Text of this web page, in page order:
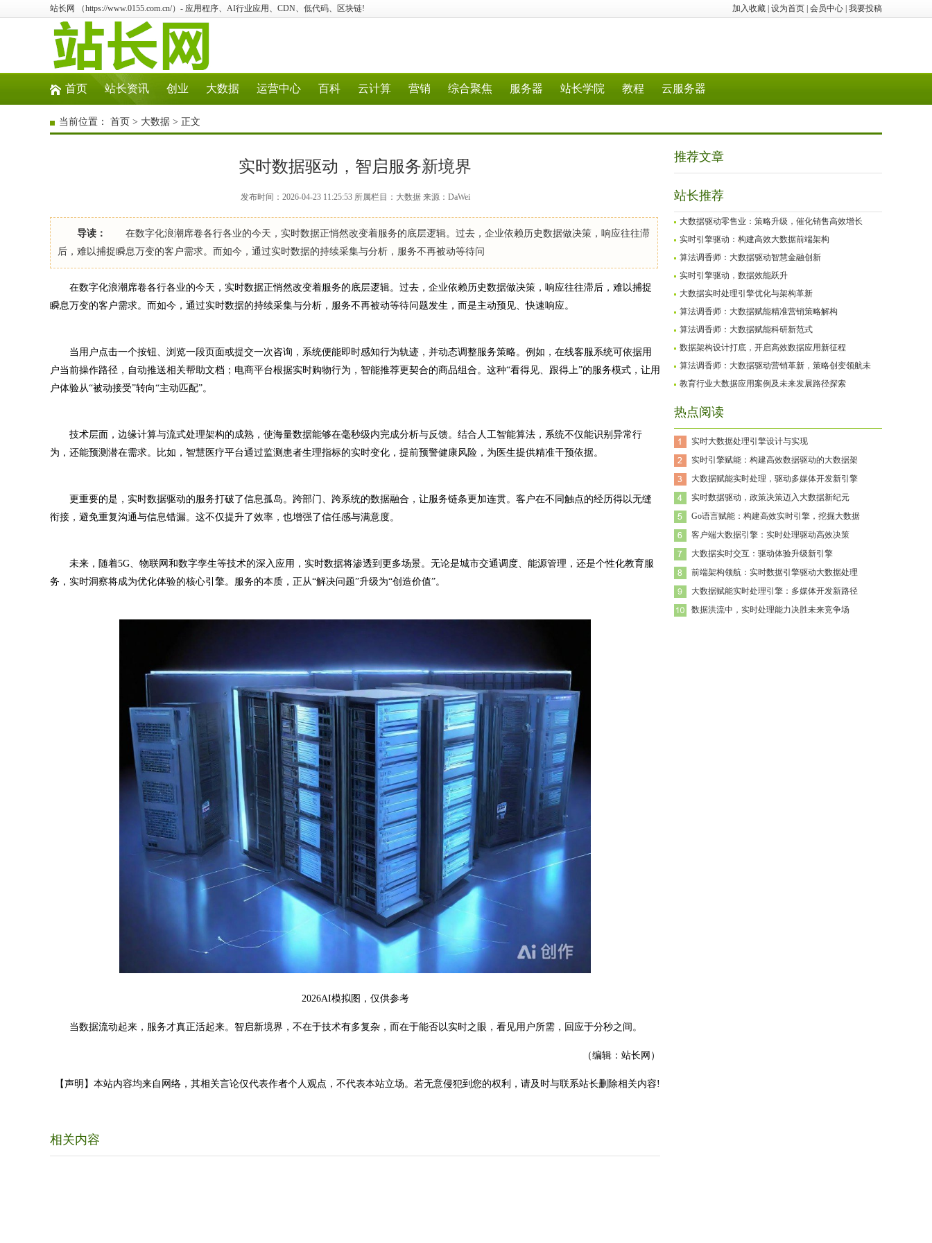
加入收藏 设为首页 会员中心 我要投稿
站长网 （https://www.0155.com.cn/）- 应用程序、AI行业应用、CDN、低代码、区块链!
首页 站长资讯 创业 大数据 运营中心 百科 云计算 营销 综合聚焦 服务器 站长学院 教程 云服务器
当前位置： 首页 > 大数据 > 正文
实时数据驱动，智启服务新境界
发布时间：2026-04-23 11:25:53 所属栏目：大数据 来源：DaWei
导读：
在数字化浪潮席卷各行各业的今天，实时数据正悄然改变着服务的底层逻辑。过去，企业依赖历史数据做决策，响应往往滞
后，难以捕捉瞬息万变的客户需求。而如今，通过实时数据的持续采集与分析，服务不再被动等待问
在数字化浪潮席卷各行各业的今天，实时数据正悄然改变着服务的底层逻辑。过去，企业依赖历史数据做决策，响应往往滞后，难以捕捉
瞬息万变的客户需求。而如今，通过实时数据的持续采集与分析，服务不再被动等待问题发生，而是主动预见、快速响应。
当用户点击一个按钮、浏览一段页面或提交一次咨询，系统便能即时感知行为轨迹，并动态调整服务策略。例如，在线客服系统可依据用
户当前操作路径，自动推送相关帮助文档；电商平台根据实时购物行为，智能推荐更契合的商品组合。这种“看得见、跟得上”的服务模式，让用
户体验从“被动接受”转向“主动匹配”。
技术层面，边缘计算与流式处理架构的成熟，使海量数据能够在毫秒级内完成分析与反馈。结合人工智能算法，系统不仅能识别异常行
为，还能预测潜在需求。比如，智慧医疗平台通过监测患者生理指标的实时变化，提前预警健康风险，为医生提供精准干预依据。
更重要的是，实时数据驱动的服务打破了信息孤岛。跨部门、跨系统的数据融合，让服务链条更加连贯。客户在不同触点的经历得以无缝
衔接，避免重复沟通与信息错漏。这不仅提升了效率，也增强了信任感与满意度。
未来，随着5G、物联网和数字孪生等技术的深入应用，实时数据将渗透到更多场景。无论是城市交通调度、能源管理，还是个性化教育服
务，实时洞察将成为优化体验的核心引擎。服务的本质，正从“解决问题”升级为“创造价值”。
2026AI模拟图，仅供参考
当数据流动起来，服务才真正活起来。智启新境界，不在于技术有多复杂，而在于能否以实时之眼，看见用户所需，回应于分秒之间。
（编辑：站长网）
【声明】本站内容均来自网络，其相关言论仅代表作者个人观点，不代表本站立场。若无意侵犯到您的权利，请及时与联系站长删除相关内容!
相关内容
推荐文章
站长推荐
大数据驱动零售业：策略升级，催化销售高效增长
实时引擎驱动：构建高效大数据前端架构
算法调香师：大数据驱动智慧金融创新
实时引擎驱动，数据效能跃升
大数据实时处理引擎优化与架构革新
算法调香师：大数据赋能精准营销策略解构
算法调香师：大数据赋能科研新范式
数据架构设计打底，开启高效数据应用新征程
算法调香师：大数据驱动营销革新，策略创变领航未
教育行业大数据应用案例及未来发展路径探索
热点阅读
实时大数据处理引擎设计与实现
实时引擎赋能：构建高效数据驱动的大数据架
大数据赋能实时处理，驱动多媒体开发新引擎
实时数据驱动，政策决策迈入大数据新纪元
Go语言赋能：构建高效实时引擎，挖掘大数据
客户端大数据引擎：实时处理驱动高效决策
大数据实时交互：驱动体验升级新引擎
前端架构领航：实时数据引擎驱动大数据处理
大数据赋能实时处理引擎：多媒体开发新路径
数据洪流中，实时处理能力决胜未来竞争场